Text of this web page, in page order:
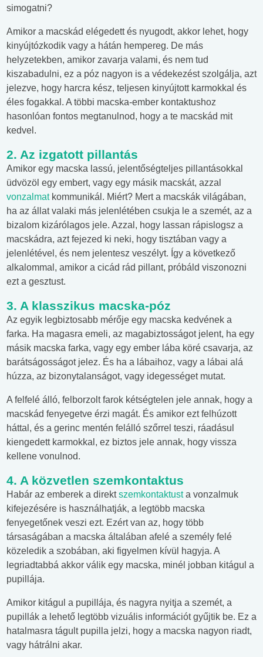
simogatni?
Amikor a macskád elégedett és nyugodt, akkor lehet, hogy
kinyújtózkodik vagy a hátán hempereg. De más
helyzetekben, amikor zavarja valami, és nem tud
kiszabadulni, ez a póz nagyon is a védekezést szolgálja, azt
jelezve, hogy harcra kész, teljesen kinyújtott karmokkal és
éles fogakkal. A többi macska-ember kontaktushoz
hasonlóan fontos megtanulnod, hogy a te macskád mit
kedvel.
2. Az izgatott pillantás
Amikor egy macska lassú, jelentőségteljes pillantásokkal
üdvözöl egy embert, vagy egy másik macskát, azzal
vonzalmat kommunikál. Miért? Mert a macskák világában,
ha az állat valaki más jelenlétében csukja le a szemét, az a
bizalom kizárólagos jele. Azzal, hogy lassan rápislogsz a
macskádra, azt fejezed ki neki, hogy tisztában vagy a
jelenlétével, és nem jelentesz veszélyt. Így a következő
alkalommal, amikor a cicád rád pillant, próbáld viszonozni
ezt a gesztust.
3. A klasszikus macska-póz
Az egyik legbiztosabb mérője egy macska kedvének a
farka. Ha magasra emeli, az magabiztosságot jelent, ha egy
másik macska farka, vagy egy ember lába köré csavarja, az
barátságosságot jelez. És ha a lábaihoz, vagy a lábai alá
húzza, az bizonytalanságot, vagy idegességet mutat.
A felfelé álló, felborzolt farok kétségtelen jele annak, hogy a
macskád fenyegetve érzi magát. És amikor ezt felhúzott
háttal, és a gerinc mentén felálló szőrrel teszi, ráadásul
kiengedett karmokkal, ez biztos jele annak, hogy vissza
kellene vonulnod.
4. A közvetlen szemkontaktus
Habár az emberek a direktszemkontaktusta vonzalmuk
kifejezésére is használhatják, a legtöbb macska
fenyegetőnek veszi ezt. Ezért van az, hogy több
társaságában a macska általában afelé a személy felé
közeledik a szobában, aki figyelmen kívül hagyja. A
legriadtabbá akkor válik egy macska, minél jobban kitágul a
pupillája.
Amikor kitágul a pupillája, és nagyra nyitja a szemét, a
pupillák a lehető legtöbb vizuális információt gyűjtik be. Ez a
hatalmasra tágult pupilla jelzi, hogy a macska nagyon riadt,
vagy hátrálni akar.